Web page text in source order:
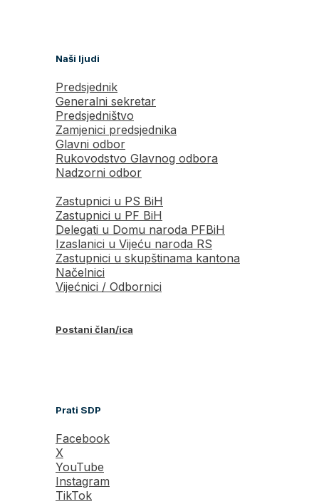
Naši ljudi
Predsjednik
Generalni sekretar
Predsjedništvo
Zamjenici predsjednika
Glavni odbor
Rukovodstvo Glavnog odbora
Nadzorni odbor
Zastupnici u PS BiH
Zastupnici u PF BiH
Delegati u Domu naroda PFBiH
Izaslanici u Vijeću naroda RS
Zastupnici u skupštinama kantona
Načelnici
Vijećnici / Odbornici
Postani član/ica
Prati SDP
Facebook
X
YouTube
Instagram
TikTok